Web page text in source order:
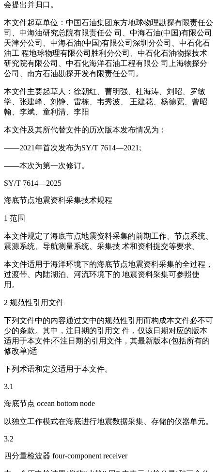
会提出并归口。
本文件起草单位：中国石油集团东方地球物理勘探有限责任公
司、中海油研究总院有限责任公 司、中海石油(中国)有限公司
天津分公司、中海石油(中国)有限公司深圳分公司、中石化石
油工 程地球物理有限公司胜利分公司、中石化石油物探技术
研究院有限公司、中石化海洋石油工程有限公 司上海物探分
公司、南方石油勘探开发有限责任公司。
本文件主要起草人：徐朝红、曹明强、杜海涛、刘昭、罗敏
学、张建峰、刘铮、雷栋、韦秀波、 王建花、杨德宽、曾昭
翰、李斌、童利清、李阳
本文件及其所代替文件的历次版本发布情况为：
——2021年首次发布为SY/T 7614—2021;
——本次为第一次修订。
SY/T 7614—2025
海底节点地震资料采集技术规程
1 范围
本文件规定了海底节点地震资料采集的前期工作、节点系统、
震源系统、导航测量系统、采集技 术和资料提交等要求。
本文件适用于海洋环境下的海底节点地震资料采集的全过程，
过渡带、内陆湖泊、河流环境下的 地震资料采集可参照使
用。
2 规范性引用文件
下列文件中的内容通过文中的规范性引用而构成本文件必不可
少的条款。其中，注日期的引用文 件，仅该日期对应的版本
适用于本文件;不注日期的引用文件，其最新版本(包括所有的
修改单)适
下列术语和定义适用于本文件。
3.1
海底节点 ocean bottom node
以独立工作模式在海底进行地震数据采集、存储的仪器单元。
3.2
四分量检波器 four-component receiver